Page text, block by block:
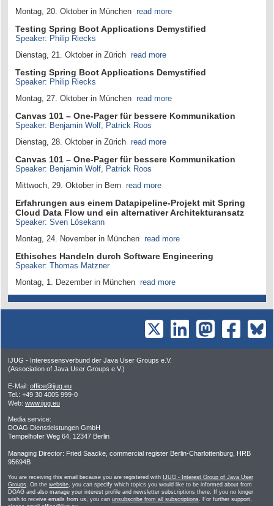
Montag, 20. Oktober in München read more
Testing Spring Boot Applications Demystified
Speaker: Philip Riecks
Dienstag, 21. Oktober in Zürich read more
Testing Spring Boot Applications Demystified
Speaker: Philip Riecks
Montag, 27. Oktober in München read more
Canvas 101 – One-Pager für bessere Kommunikation
Speaker: Benjamin Wolf, Patrick Roos
Dienstag, 28. Oktober in Zürich read more
Canvas 101 – One-Pager für bessere Kommunikation
Speaker: Benjamin Wolf, Patrick Roos
Mittwoch, 29. Oktober in Bern read more
Erfahrungen aus einem Datapipeline-Projekt mit Spring
Cloud Data Flow und ein alternativer Architekturansatz
Speaker: Sven Lösekann
Montag, 24. November in München read more
Ethisches Handeln durch Software Engineering
Speaker: Thomas Matzner
Montag, 1. Dezember in München read more
IJUG - Interessensverbund der Java User Groups e.V.
(Association of Java User Groups e.V.)
E-Mail: office@ijug.eu
Tel.: +49 30 4005 999-0
Web: www.ijug.eu
Media service:
DOAG Dienstleistungen GmbH
Tempelhofer Weg 64, 12347 Berlin
Managing Director: Fried Saacke, commercial register Berlin-Charlottenburg, HRB
95694B
You are receiving this email because you are registered with IJUG - Interest Group of Java User
Groups. On the website, you can specify which topics you would like to be informed about from
DOAG and also manage your interest profile and newsletter subscriptions there. If you no longer
wish to receive emails from us, you can unsubscribe from all subscriptions. For further support,